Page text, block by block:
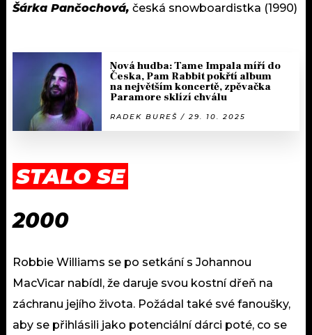
Šárka Pančochová, česká snowboardistka (1990)
Nová hudba: Tame Impala míří do
Česka, Pam Rabbit pokřtí album
na největším koncertě, zpěvačka
Paramore sklízí chválu
RADEK BUREŠ / 29. 10. 2025
STALO SE
2000
Robbie Williams se po setkání s Johannou
MacVicar nabídl, že daruje svou kostní dřeň na
záchranu jejího života. Požádal také své fanoušky,
aby se přihlásili jako potenciální dárci poté, co se